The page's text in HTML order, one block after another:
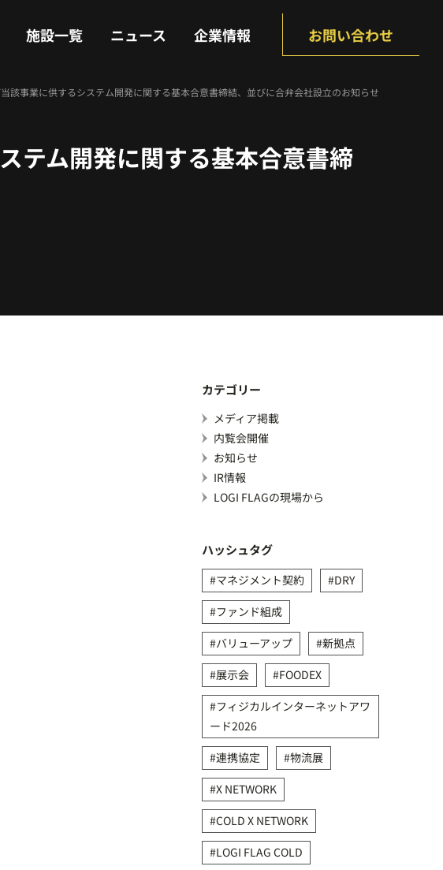
施設一覧 ニュース 企業情報 お問い合わせ
該事業に供するシステム開発に関する基本合意書締結、並びに合弁会社設立のお知らせ
テム開発に関する基本合意書締
カテゴリー
メディア掲載
内覧会開催
お知らせ
IR情報
LOGI FLAGの現場から
ハッシュタグ
マネジメント契約
DRY
ファンド組成
バリューアップ
新拠点
展示会
FOODEX
フィジカルインターネットアワ
ード2026
連携協定
物流展
X NETWORK
COLD X NETWORK
LOGI FLAG COLD